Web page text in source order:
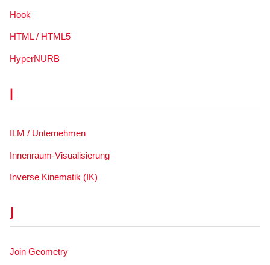
Hook
HTML / HTML5
HyperNURB
I
ILM / Unternehmen
Innenraum-Visualisierung
Inverse Kinematik (IK)
J
Join Geometry